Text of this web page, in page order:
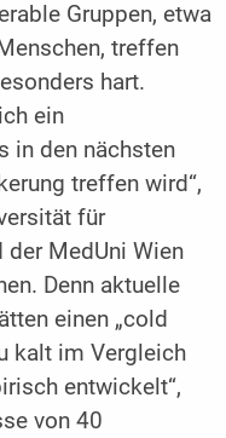
Gruppen, etwa
treffen
hart.
ein
in den nächsten
treffen wird“,
für
der MedUni Wien
Denn aktuelle
einen „cold
kalt im Vergleich
entwickelt“,
von 40